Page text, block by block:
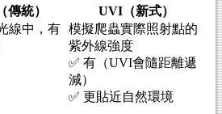
統）
UVI（新式）
線中，有 模擬爬蟲實際照射點的
紫外線強度
✅ 有（UVI會隨距離遞
減）
✅ 更貼近自然環境